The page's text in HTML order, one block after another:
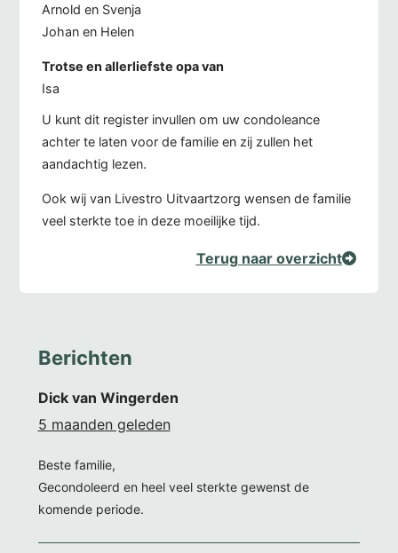
Arnold en Svenja
Johan en Helen
Trotse en allerliefste opa van
Isa
U kunt dit register invullen om uw condoleance
achter te laten voor de familie en zij zullen het
aandachtig lezen.
Ook wij van Livestro Uitvaartzorg wensen de familie
veel sterkte toe in deze moeilijke tijd.
Terug naar overzicht
Berichten
Dick van Wingerden
5 maanden geleden
Beste familie,
Gecondoleerd en heel veel sterkte gewenst de
komende periode.